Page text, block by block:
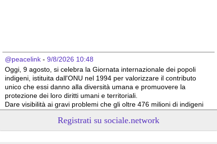
@peacelink - 9/8/2026 10:48
Oggi, 9 agosto, si celebra la Giornata internazionale dei popoli
indigeni, istituita dall'ONU nel 1994 per valorizzare il contributo
unico che essi danno alla diversità umana e promuovere la
protezione dei loro diritti umani e territoriali.
Dare visibilità ai gravi problemi che gli oltre 476 milioni di indigeni
necessario per il loro futuro.
Survival International info@survival.it
Registrati su sociale.network